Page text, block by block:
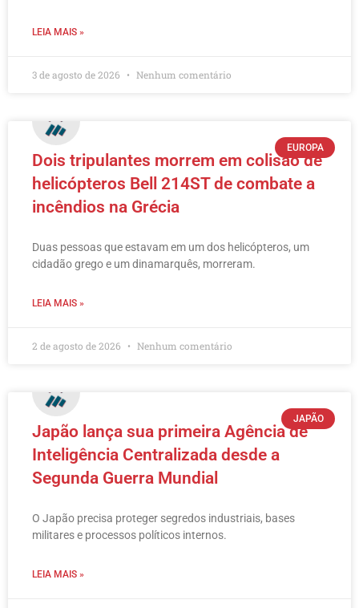
LEIA MAIS »
3 de agosto de 2026 Nenhum comentário
EUROPA
Dois tripulantes morrem em colisão de
helicópteros Bell 214ST de combate a
incêndios na Grécia
Duas pessoas que estavam em um dos helicópteros, um
cidadão grego e um dinamarquês, morreram.
LEIA MAIS »
2 de agosto de 2026 Nenhum comentário
JAPÃO
Japão lança sua primeira Agência de
Inteligência Centralizada desde a
Segunda Guerra Mundial
O Japão precisa proteger segredos industriais, bases
militares e processos políticos internos.
LEIA MAIS »